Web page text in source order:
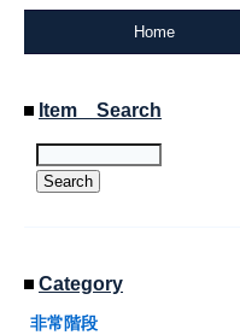
Home
Item Search
Category
非常階段